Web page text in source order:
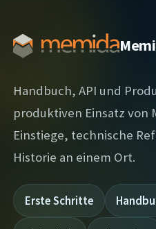
Handbuch, API und
produktiven Einsatz von
Einstiege, technische
Historie an einem Ort.
Erste Schritte